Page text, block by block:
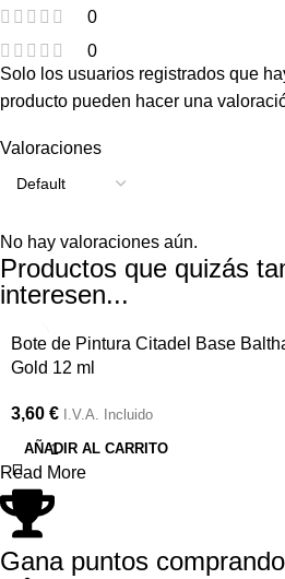
0
0
Valoraciones
No hay valoraciones aún.
Solo los usuarios registrados que
producto pueden hacer una
Productos que quizás
interesen...
Bote de Pintura Citadel Base
Gold 12 ml
3,60 € I.V.A. Incluido
AÑADIR AL CARRITO
Read More
Gana puntos comprando